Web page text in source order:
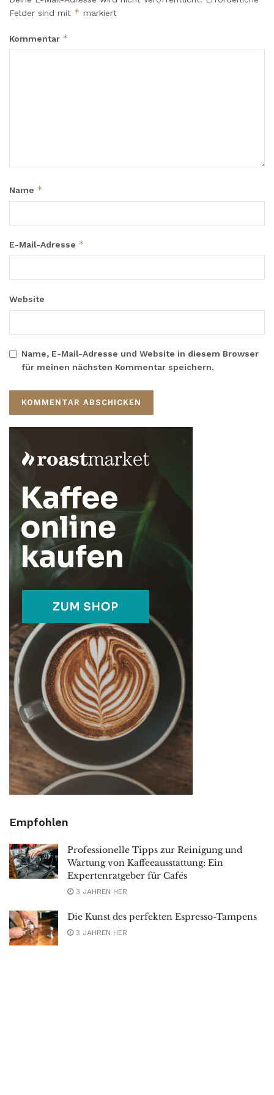
Felder sind mit * markiert
Kommentar *
Name *
E-Mail-Adresse *
Website
Name, E-Mail-Adresse und Website in diesem Browser
für meinen nächsten Kommentar speichern.
Empfohlen
Professionelle Tipps zur Reinigung und
Wartung von Kaffeeausstattung: Ein
Expertenratgeber für Cafés
3 JAHREN HER
Die Kunst des perfekten Espresso-Tampens
3 JAHREN HER